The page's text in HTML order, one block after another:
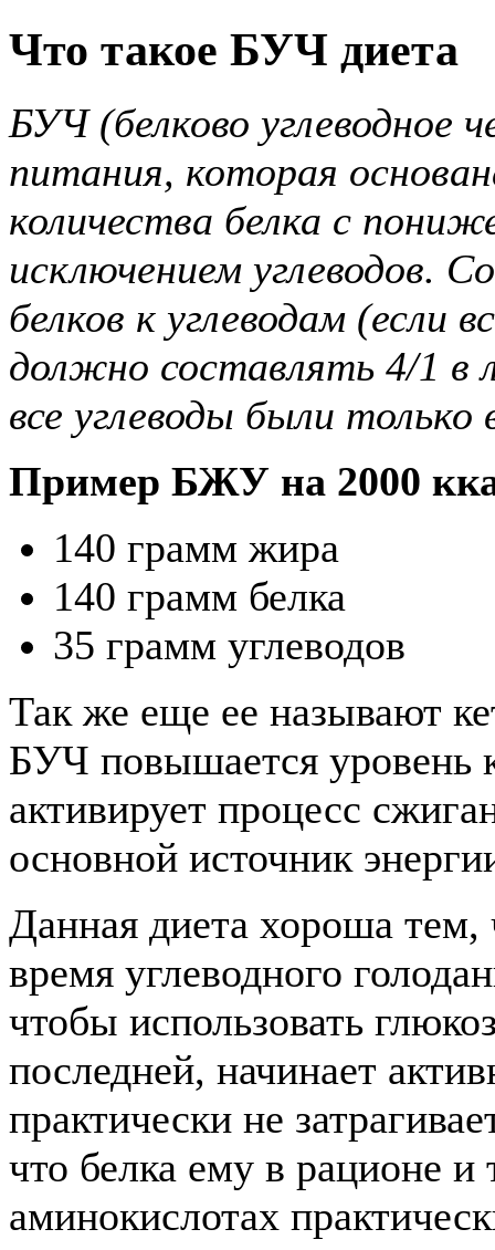
Что такое БУЧ диета
БУЧ (белково углеводное
питания, которая
количества белка с
исключением углеводов.
белков к углеводам (если
должно составлять 4/1
все углеводы были только
Пример БЖУ на 2000
140 грамм жира
140 грамм белка
35 грамм углеводов
Так же еще ее называют
БУЧ повышается уровень
активирует процесс
основной источник
Данная диета хороша тем,
время углеводного
чтобы использовать
последней, начинает
практически не
что белка ему в рационе и
аминокислотах